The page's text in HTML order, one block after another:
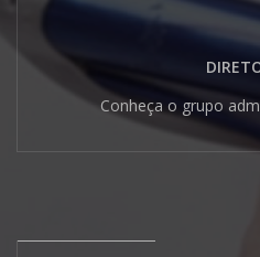
Conheça o grupo